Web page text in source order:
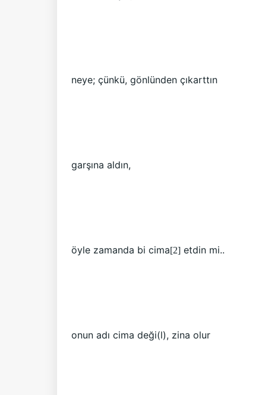
neye; çünkü, gönlünden çıkarttın
garşına aldın,
öyle zamanda bi cima[2] etdin mi..
onun adı cima deği(l), zina olur